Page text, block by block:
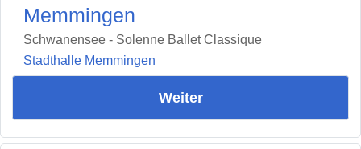
Memmingen
Schwanensee - Solenne Ballet Classique
Stadthalle Memmingen
Weiter